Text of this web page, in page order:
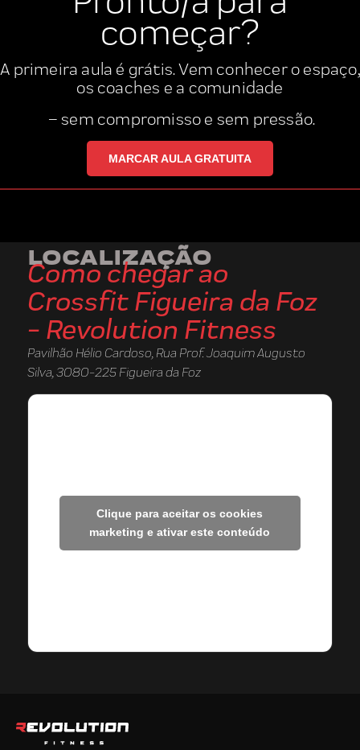
começar?
A primeira aula é grátis. Vem conhecer o espaço,
os coaches e a comunidade
– sem compromisso e sem pressão.
MARCAR AULA GRATUITA
LOCALIZAÇÃO
Como chegar ao
Crossfit Figueira da Foz
- Revolution Fitness
Pavilhão Hélio Cardoso, Rua Prof. Joaquim Augusto
Silva, 3080-225 Figueira da Foz
Clique para aceitar os cookies
marketing e ativar este conteúdo